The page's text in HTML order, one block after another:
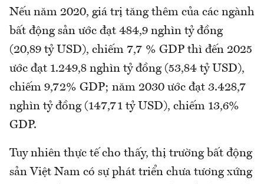
Nếu năm 2020, giá trị tăng thêm của các ngành
bất động sản ước đạt 484,9 nghìn tỷ đồng
(20,89 tỷ USD), chiếm 7,7 % GDP thì đến 2025
ước đạt 1.249,8 nghìn tỷ đồng (53,84 tỷ USD),
chiếm 9,72% GDP; năm 2030 ước đạt 3.428,7
nghìn tỷ đồng (147,71 tỷ USD), chiếm 13,6%
GDP.
Tuy nhiên thực tế cho thấy, thị trường bất động
sản Việt Nam có sự phát triển chưa tương xứng